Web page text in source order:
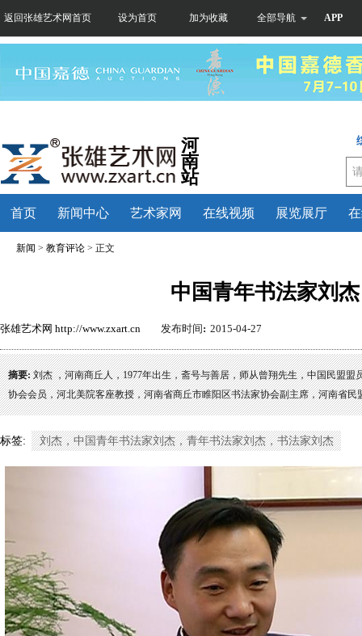
返回张雄艺术网首页 设为首页 加为收藏 全部导航 APP
河
南
站
首页 新闻中心 艺术家网 在线视频 展览展厅
新闻 > 教育评论> 正文
中国青年书法家刘杰
张雄艺术网 http://www.zxart.cn 发布时间: 2015-04-27
摘要:刘杰 ，河南商丘人，1977年出生，斋号与善居，师从曾翔先生，中国民盟盟
协会会员，河北美院客座教授，河南省商丘市睢阳区书法家协会副主席，河南省民
标签: 刘杰，中国青年书法家刘杰，青年书法家刘杰，书法家刘杰